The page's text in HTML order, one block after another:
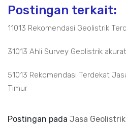
Postingan terkait:
11013 Rekomendasi Geolistrik
31013 Ahli Survey Geolistrik
51013 Rekomendasi Terdekat
Timur
Postingan pada Jasa